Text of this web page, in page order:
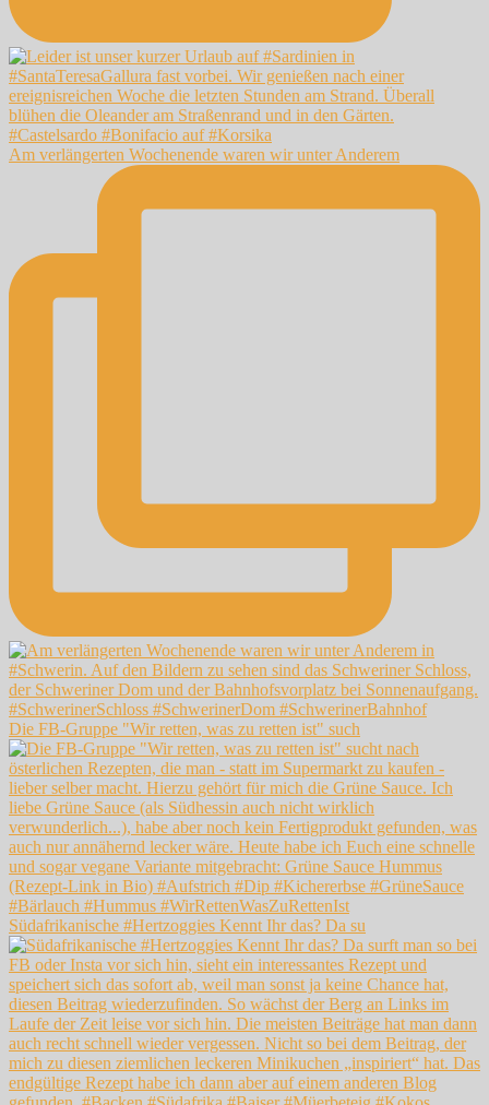
Am verlängerten Wochenende waren wir unter Anderem
Die FB-Gruppe "Wir retten, was zu retten ist" such
Südafrikanische #Hertzoggies Kennt Ihr das? Da su